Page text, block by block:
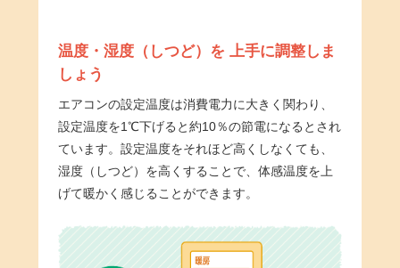
温度・湿度（しつど）を 上手に調整しま
しょう
エアコンの設定温度は消費電力に大きく関わり、
設定温度を1℃下げると約10％の節電になるとされ
ています。設定温度をそれほど高くしなくても、
湿度（しつど）を高くすることで、体感温度を上
げて暖かく感じることができます。